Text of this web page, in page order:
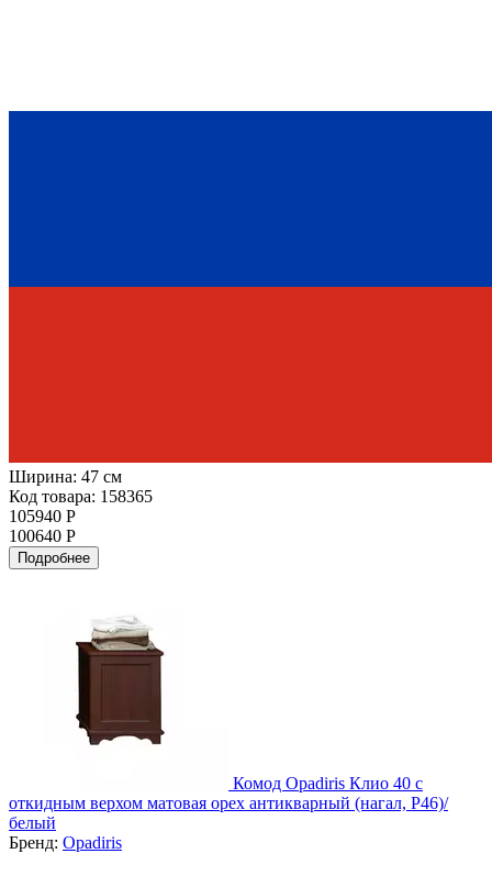
Ширина: 47 см
Код товара: 158365
105940 Р
100640 Р
Подробнее
Комод Opadiris Клио 40 с
откидным верхом матовая орех антикварный (нагал, Р46)/
белый
Бренд: Opadiris